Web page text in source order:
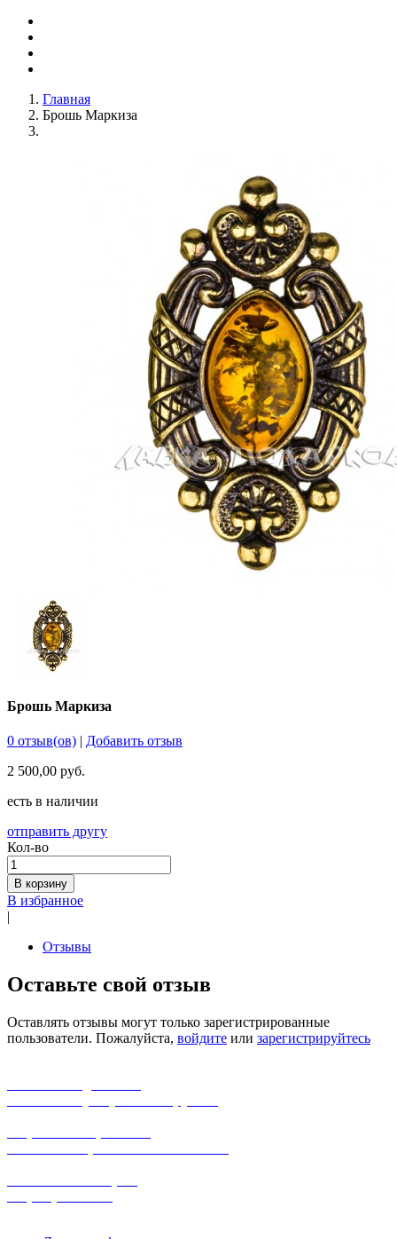
Главная
Брошь Маркиза
Брошь Маркиза
0 отзыв(ов) | Добавить отзыв
2 500,00 руб.
есть в наличии
отправить другу
Кол-во
В корзину
В избранное
|
Отзывы
Оставьте свой отзыв
Оставлять отзывы могут только зарегистрированные
пользователи. Пожалуйста, войдите или зарегистрируйтесь